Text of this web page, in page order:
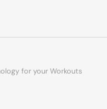
for your Workouts